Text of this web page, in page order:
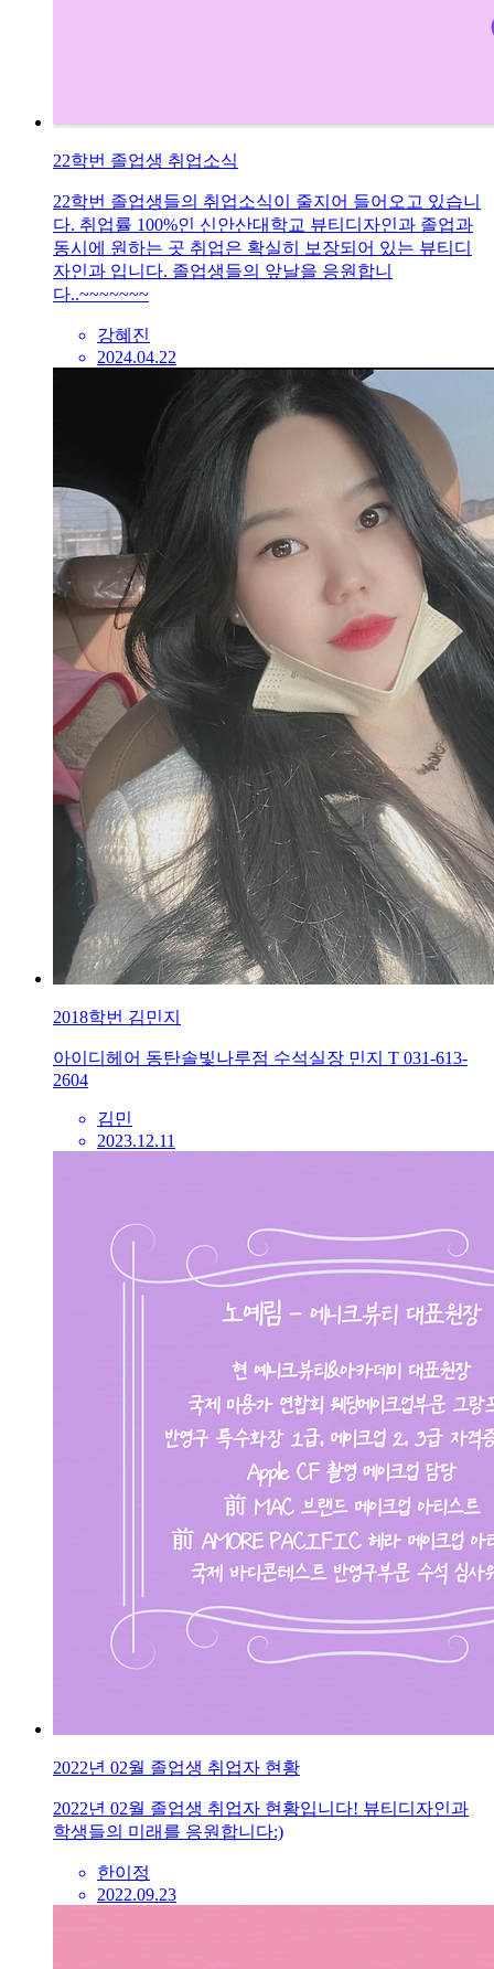
22학번 졸업생 취업소식
22학번 졸업생들의 취업소식이 줄지어 들어오고 있습니
다. 취업률 100%인 신안산대학교 뷰티디자인과 졸업과
동시에 원하는 곳 취업은 확실히 보장되어 있는 뷰티디
자인과 입니다. 졸업생들의 앞날을 응원합니
다..~~~~~~~
강혜진
2024.04.22
2018학번 김민지
아이디헤어 동탄솔빛나루점 수석실장 민지 T 031-613-
2604
김민
2023.12.11
2022년 02월 졸업생 취업자 현황
2022년 02월 졸업생 취업자 현황입니다! 뷰티디자인과
학생들의 미래를 응원합니다:)
한이정
2022.09.23